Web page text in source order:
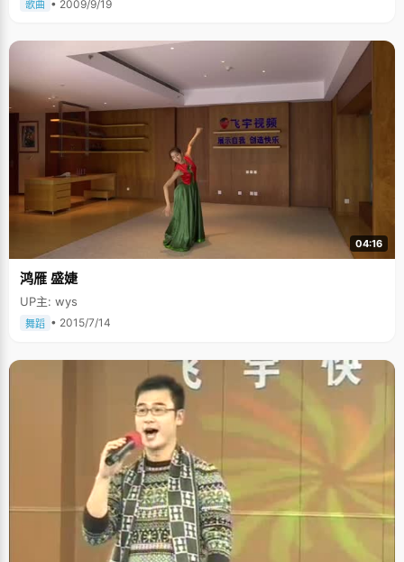
歌曲 • 2009/9/19
04:16
鸿雁 盛婕
UP主: wys
舞蹈 • 2015/7/14